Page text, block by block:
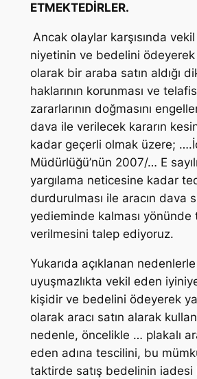
ETMEKTEDİRLER.
Ancak olaylar karşısında
niyetinin ve bedelini
olarak bir araba satın aldığı
haklarının korunması ve
zararlarının doğmasını
dava ile verilecek kararın
kadar geçerli olmak üzere;
Müdürlüğü’nün 2007/… E
yargılama neticesine kadar
durdurulması ile aracın dava
yedieminde kalması yönünde
verilmesini talep ediyoruz.
Yukarıda açıklanan
uyuşmazlıkta vekil eden
kişidir ve bedelini ödeyerek
olarak aracı satın alarak
nedenle, öncelikle … plakalı
eden adına tescilini, bu
taktirde satış bedelinin iadesi